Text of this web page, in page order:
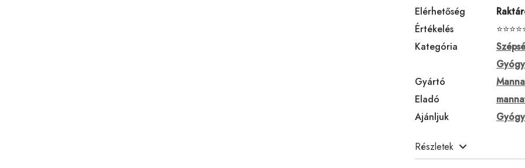
Elérhetőség
Értékelés
Kategória
Gyártó
Eladó
Ajánljuk
Részletek